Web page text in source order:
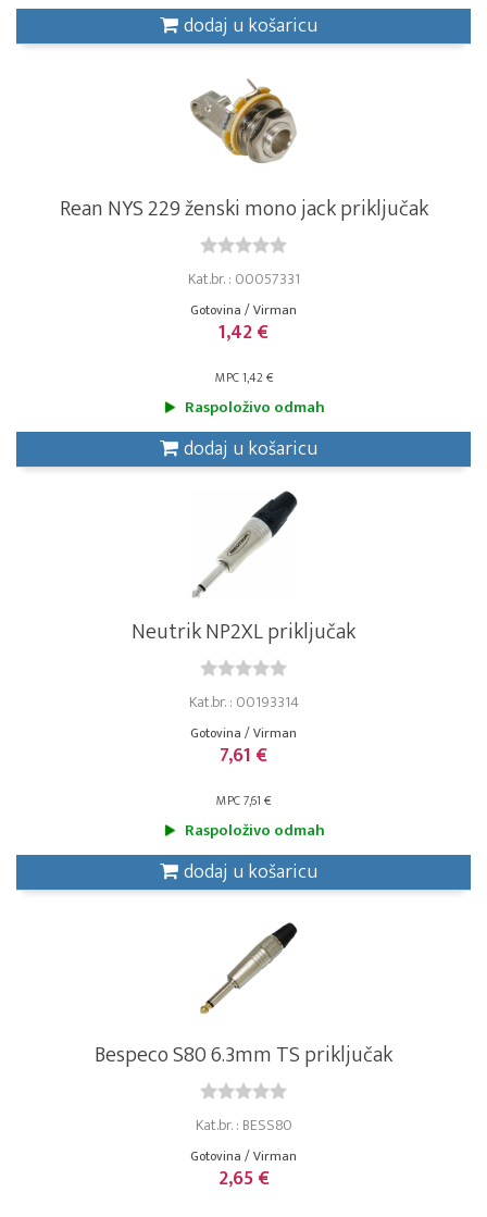
dodaj u košaricu
Rean NYS 229 ženski mono jack priključak
Kat.br. : 00057331
Gotovina / Virman
1,42 €
MPC 1,42 €
Raspoloživo odmah
dodaj u košaricu
Neutrik NP2XL priključak
Kat.br. : 00193314
Gotovina / Virman
7,61 €
MPC 7,61 €
Raspoloživo odmah
dodaj u košaricu
Bespeco S80 6.3mm TS priključak
Kat.br. : BESS80
Gotovina / Virman
2,65 €